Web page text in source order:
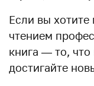
Если вы хотите
чтением
книга — то,
достигайте